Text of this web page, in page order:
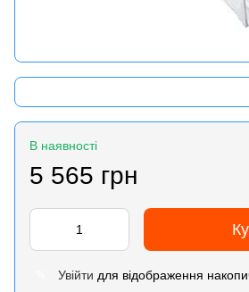
В наявності
5 565 грн
Увійти для відображення